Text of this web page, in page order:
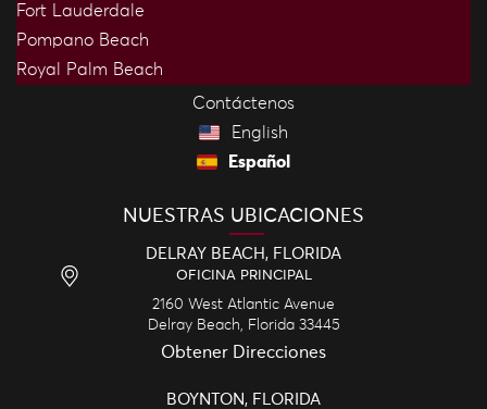
Fort Lauderdale
Pompano Beach
Royal Palm Beach
Contáctenos
English
Español
NUESTRAS UBICACIONES
DELRAY BEACH, FLORIDA
OFICINA PRINCIPAL
2160 West Atlantic Avenue
Delray Beach,
Florida 33445
Obtener Direcciones
BOYNTON, FLORIDA